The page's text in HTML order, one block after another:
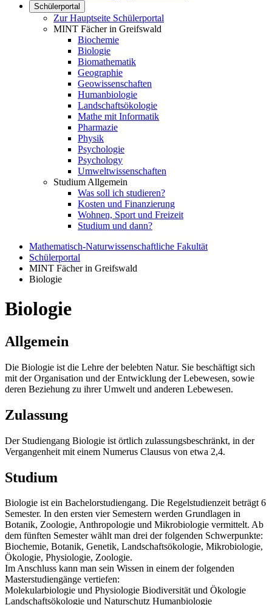
Schülerportal
Zur Hauptseite Schülerportal
MINT Fächer in Greifswald
Biochemie
Biologie
Biomathematik
Geographie
Geowissenschaften
Humanbiologie
Landschaftsökologie
Mathe mit Informatik
Pharmazie
Physik
Psychologie
Psychology
Umweltwissenschaften
Studium Allgemein
Was soll ich studieren?
Kosten und Finanzierung
Wohnen, Sport und Freizeit
Studium und dann?
Mathematisch-Naturwissenschaftliche Fakultät
Schülerportal
MINT Fächer in Greifswald
Biologie
Biologie
Allgemein
Die Biologie ist die Lehre der belebten Natur. Sie beschäftigt sich
mit der Organisation und der Entwicklung der Lebewesen, sowie
deren Beziehung zu ihrer Umwelt und anderen Lebewesen.
Zulassung
Der Studiengang Biologie ist örtlich zulassungsbeschränkt, in der
Vergangenheit mit einem Numerus Clausus von etwa 2,4.
Studium
Biologie ist ein Bachelorstudiengang. Die Regelstudienzeit beträgt 6
Semester. In den ersten vier Semestern werden Grundlagen in
Botanik, Zoologie, Anthropologie und Mikrobiologie vermittelt. Ab
dem fünften Semester wählt man drei der folgenden Schwerpunkte:
Biochemie, Botanik, Genetik, Landschaftsökologie, Mikrobiologie,
Ökologie, Physiologie, Zoologie.
Im Anschluss kann man sein Wissen in einem der folgenden
Masterstudiengänge vertiefen:
Molekularbiologie und Physiologie Biodiversität und Ökologie
Landschaftsökologie und Naturschutz Humanbiologie